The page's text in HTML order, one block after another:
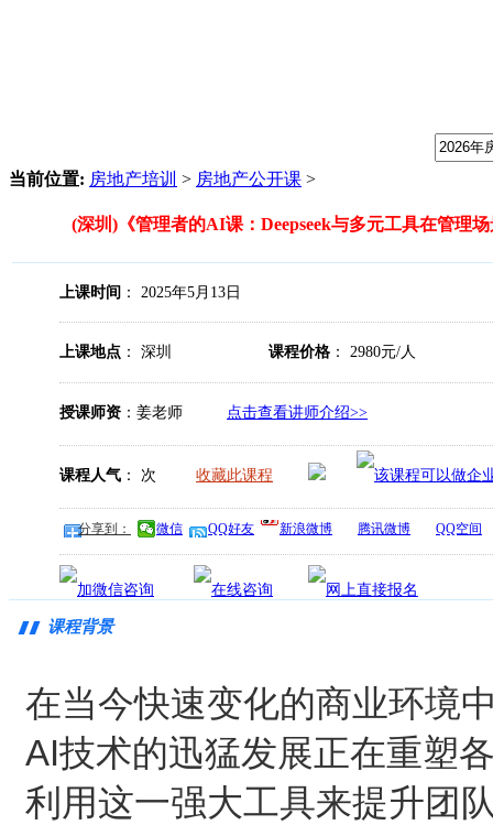
当前位置: 房地产培训 > 房地产公开课 >
(深圳)《管理者的AI课：Deepseek与多元工具在管理
上课时间 ： 2025年5月13日
上课地点 ： 深圳 课程价格 ： 2980元/人
授课师资 ：姜老师 点击查看讲师介绍>>
课程人气 ： 次 收藏此课程
分享到： 微信 QQ好友 新浪微博 腾讯微博 QQ空间
课程背景
在当今快速变化的商业环境
AI技术的迅猛发展正在重塑
利用这一强大工具来提升团